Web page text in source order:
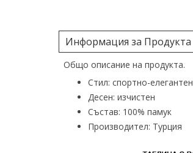
Информация за Продукта
Общо описание на продукта.
Стил: спортно-елегантен
Десен: изчистен
Състав: 100% памук
Производител: Турция